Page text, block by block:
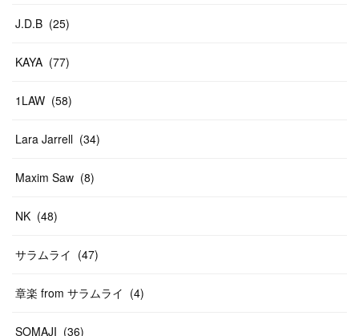
J.D.B (25)
KAYA (77)
1LAW (58)
Lara Jarrell (34)
Maxim Saw (8)
NK (48)
サラムライ (47)
章楽 from サラムライ (4)
SOMAJI (36)